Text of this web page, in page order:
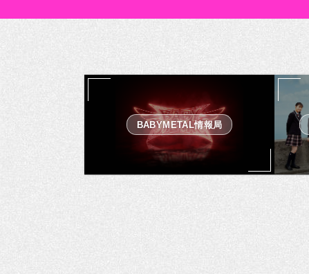
BABYMETAL情報局